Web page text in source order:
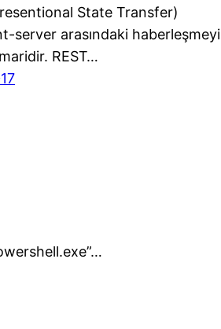
State Transfer)
server arasındaki haberleşmeyi
REST…